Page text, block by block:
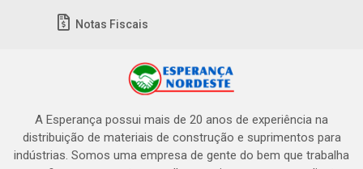
Notas Fiscais
A Esperança possui mais de 20 anos de experiência na
distribuição de materiais de construção e suprimentos para
indústrias. Somos uma empresa de gente do bem que trabalha